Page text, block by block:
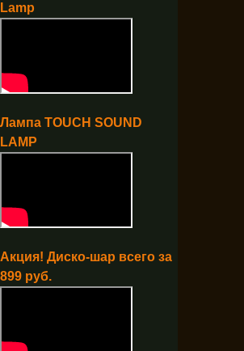
Lamp
Лампа TOUCH SOUND
LAMP
Акция! Диско-шар всего за
899 руб.